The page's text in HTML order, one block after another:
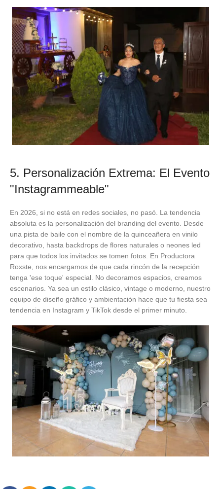
5. Personalización Extrema: El Evento
"Instagrammeable"
En 2026, si no está en redes sociales, no pasó. La tendencia
absoluta es la personalización del branding del evento. Desde
una pista de baile con el nombre de la quinceañera en vinilo
decorativo, hasta backdrops de flores naturales o neones led
para que todos los invitados se tomen fotos. En Productora
Roxste, nos encargamos de que cada rincón de la recepción
tenga 'ese toque' especial. No decoramos espacios, creamos
escenarios. Ya sea un estilo clásico, vintage o moderno, nuestro
equipo de diseño gráfico y ambientación hace que tu fiesta sea
tendencia en Instagram y TikTok desde el primer minuto.